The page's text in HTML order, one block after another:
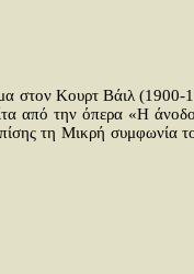
στον Κουρτ Βάιλ (1900-
από την όπερα «Η
τη Μικρή συμφωνία